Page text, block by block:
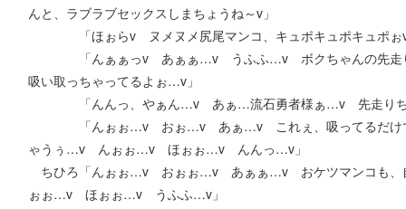
んと、ラブラブセックスしまちょうね～v」
「ほぉらv ヌメヌメ尻尾マンコ、キュポキュポキュポぉv
「んぁぁっv あぁぁ…v うふふ…v ボクちゃんの先走りお
吸い取っちゃってるよぉ…v」
「んんっ、やぁん…v あぁ…流石勇者様ぁ…v 先走りちっ
「んぉぉ…v おぉ…v あぁ…v これぇ、吸ってるだけで
ゃうぅ…v んぉぉ…v ほぉぉ…v んんっ…v」
ちひろ「んぉぉ…v おぉぉ…v あぁぁ…v おケツマンコも、
ぉぉ…v ほぉぉ…v うふふ…v」